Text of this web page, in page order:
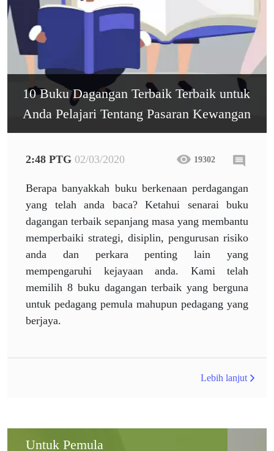
10 Buku Dagangan Terbaik Terbaik untuk
Anda Pelajari Tentang Pasaran Kewangan
2:48 PTG 02/03/2020 19302
Berapa banyakkah buku berkenaan perdagangan
yang telah anda baca? Ketahui senarai buku
dagangan terbaik sepanjang masa yang membantu
memperbaiki strategi, disiplin, pengurusan risiko
anda dan perkara penting lain yang
mempengaruhi kejayaan anda. Kami telah
memilih 8 buku dagangan terbaik yang berguna
untuk pedagang pemula mahupun pedagang yang
berjaya.
Lebih lanjut
Untuk Pemula